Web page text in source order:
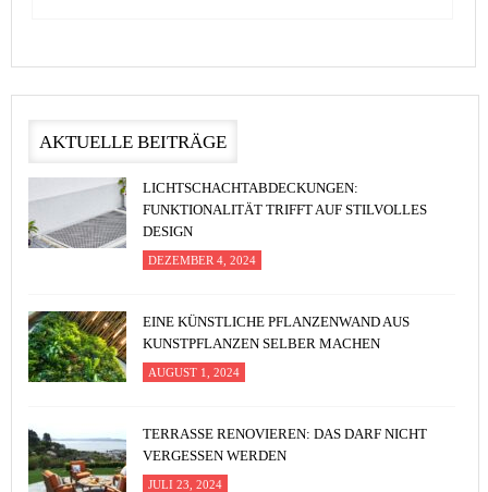
AKTUELLE BEITRÄGE
LICHTSCHACHTABDECKUNGEN:
FUNKTIONALITÄT TRIFFT AUF STILVOLLES
DESIGN
DEZEMBER 4, 2024
EINE KÜNSTLICHE PFLANZENWAND AUS
KUNSTPFLANZEN SELBER MACHEN
AUGUST 1, 2024
TERRASSE RENOVIEREN: DAS DARF NICHT
VERGESSEN WERDEN
JULI 23, 2024